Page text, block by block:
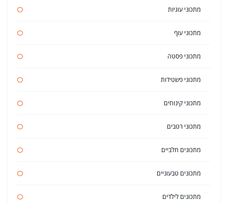
מתכוני עוגיות
מתכוני עוף
מתכוני פסטה
מתכוני פשטידות
מתכוני קינוחים
מתכוני רטבים
מתכונים חלביים
מתכונים טבעוניים
מתכונים לילדים